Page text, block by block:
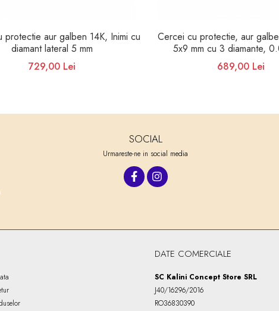
protectie aur galben 14K, Inimi cu
diamant lateral 5 mm
729,00 Lei
Cercei cu protectie, aur
5x9 mm cu 3 diamante,
689,00 Lei
SOCIAL
Urmareste-ne in social media
DATE COMERCIALE
SC Kalini Concept Store SRL
J40/16296/2016
RO36830390